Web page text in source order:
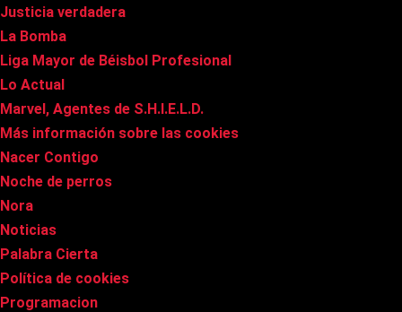
Justicia verdadera
La Bomba
Liga Mayor de Béisbol Profesional
Lo Actual
Marvel, Agentes de S.H.I.E.L.D.
Más información sobre las cookies
Nacer Contigo
Noche de perros
Nora
Noticias
Palabra Cierta
Política de cookies
Programacion